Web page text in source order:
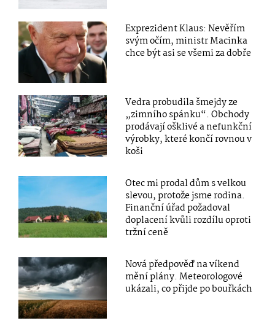
Exprezident Klaus: Nevěřím
svým očím, ministr Macinka
chce být asi se všemi za dobře
Vedra probudila šmejdy ze
„zimního spánku“. Obchody
prodávají ošklivé a nefunkční
výrobky, které končí rovnou v
koši
Otec mi prodal dům s velkou
slevou, protože jsme rodina.
Finanční úřad požadoval
doplacení kvůli rozdílu oproti
tržní ceně
Nová předpověď na víkend
mění plány. Meteorologové
ukázali, co přijde po bouřkách